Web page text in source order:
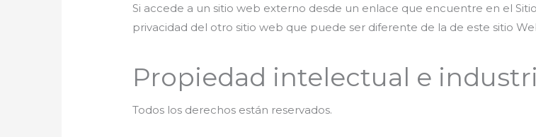
Si accede a un sitio web externo desde un enlace que encuentre en el
privacidad del otro sitio web que puede ser diferente de la de este sitio
Propiedad intelectual e
Todos los derechos están reservados.